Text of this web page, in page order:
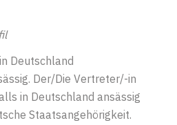
Deutschland
Der/Die Vertreter/-in
in Deutschland ansässig
Staatsangehörigkeit.